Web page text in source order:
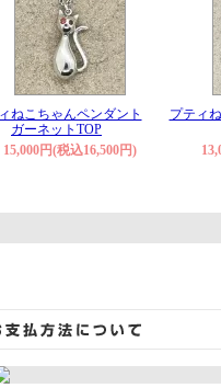
ねこちゃんペンダント
ガーネットTOP
15,000円(税込16,500円)
プティ